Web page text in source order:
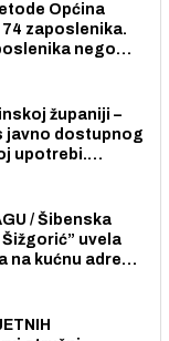
Općina
zaposlenika.
nego
županiji –
javno dostupnog
upotrebi.
/ Šibenska
uvela
na kućnu adresu